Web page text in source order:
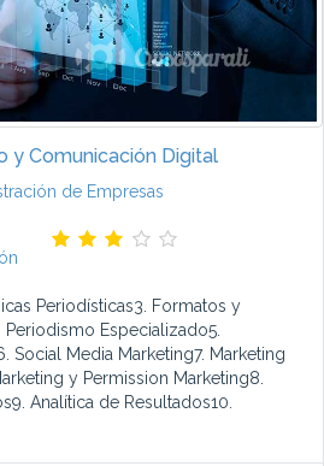
y Comunicación Digital
de Empresas
Periodísticas3. Formatos y
Especializado5.
Social Media Marketing7. Marketing
y Permission Marketing8.
Analítica de Resultados10.